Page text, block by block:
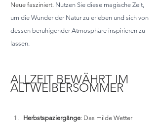
Neue fasziniert. Nutzen Sie diese magische Zeit,
um die Wunder der Natur zu erleben und sich von
dessen beruhigender Atmosphäre inspirieren zu
lassen.
ALLZEIT BEWÄHRT IM
ALTWEIBERSOMMER
Herbstspaziergänge: Das milde Wetter